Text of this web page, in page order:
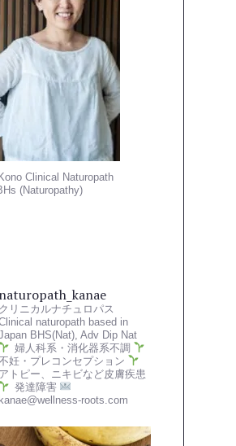
Clinical Naturopath
(Naturopathy)
naturopath_kanae
クリニカルナチュロパス
naturopath based in
BHS(Nat), Adv Dip Nat
婦人科系・消化器系不調
妊・プレコンセプション
アトピー、ニキビなど皮膚疾患
発達障害
kanae@wellness-roots.com